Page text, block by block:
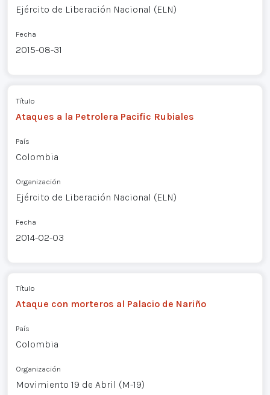
Ejército de Liberación Nacional (ELN)
Fecha
2015-08-31
Título
Ataques a la Petrolera Pacific Rubiales
País
Colombia
Organización
Ejército de Liberación Nacional (ELN)
Fecha
2014-02-03
Título
Ataque con morteros al Palacio de Nariño
País
Colombia
Organización
Movimiento 19 de Abril (M-19)